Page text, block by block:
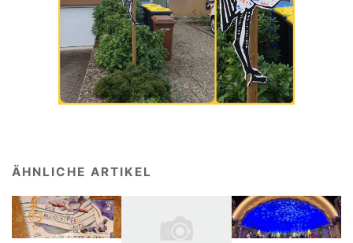
ÄHNLICHE ARTIKEL